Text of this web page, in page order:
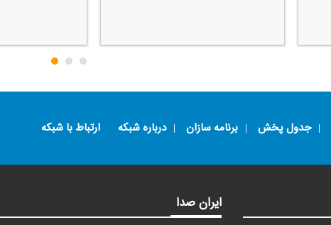
جدول پخش برنامه سازان درباره شبکه ارتباط با شبکه
ایران صدا